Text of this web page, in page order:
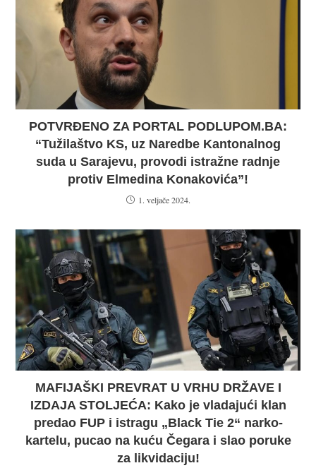
POTVRĐENO ZA PORTAL PODLUPOM.BA:
“Tužilaštvo KS, uz Naredbe Kantonalnog
suda u Sarajevu, provodi istražne radnje
protiv Elmedina Konakovića”!
1. veljače 2024.
MAFIJAŠKI PREVRAT U VRHU DRŽAVE I
IZDAJA STOLJEĆA: Kako je vladajući klan
predao FUP i istragu „Black Tie 2“ narko-
kartelu, pucao na kuću Čegara i slao poruke
za likvidaciju!